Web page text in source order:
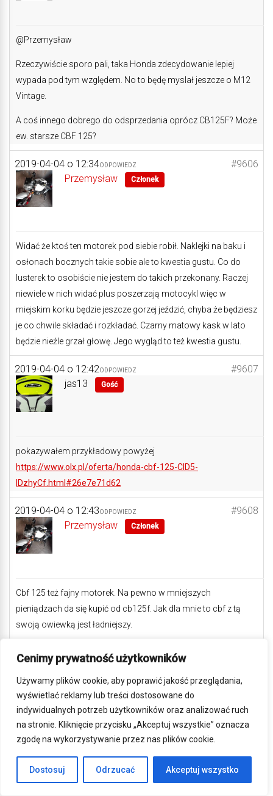
Cenimy prywatność użytkowników
Używamy plików cookie, aby poprawić jakość przeglądania,
wyświetlać reklamy lub treści dostosowane do
indywidualnych potrzeb użytkowników oraz analizować ruch
na stronie. Kliknięcie przycisku „Akceptuj wszystkie” oznacza
zgodę na wykorzystywanie przez nas plików cookie.
Dostosuj Odrzucać Akceptuj wszystko
@Przemysław
Rzeczywiście sporo pali, taka Honda zdecydowanie lepiej
wypada pod tym względem. No to będę myslał jeszcze o M12
Vintage.
A coś innego dobrego do odsprzedania oprócz CB125F? Może
ew. starsze CBF 125?
2019-04-04 o 12:34 #9606
ODPOWIEDZ
Przemysław Członek
Widać że ktoś ten motorek pod siebie robił. Naklejki na baku i
osłonach bocznych takie sobie ale to kwestia gustu. Co do
lusterek to osobiście nie jestem do takich przekonany. Raczej
niewiele w nich widać plus poszerzają motocykl więc w
miejskim korku będzie jeszcze gorzej jeździć, chyba że będziesz
je co chwile składać i rozkładać. Czarny matowy kask w lato
będzie nieźle grzał głowę. Jego wygląd to też kwestia gustu.
2019-04-04 o 12:42 #9607
ODPOWIEDZ
jas13 Gość
pokazywałem przykładowy powyżej
https://www.olx.pl/oferta/honda-cbf-125-CID5-
IDzhyCf.html#26e7e71d62
2019-04-04 o 12:43 #9608
ODPOWIEDZ
Przemysław Członek
Cbf 125 też fajny motorek. Na pewno w mniejszych
pieniądzach da się kupić od cb125f. Jak dla mnie to cbf z tą
swoją owiewką jest ładniejszy.
2019-04-04 o 12:43 ODPOWIEDZ
Morgomir
Mi się naklejki nie podobają, od razu bym zdjął. Tak samo od
pasuje. Zmartwiłeś mnie spalaniem, bo jednak 3l w mieście nie
chciałbym przekraczać. Czy mamy jakieś pomysły oprócz